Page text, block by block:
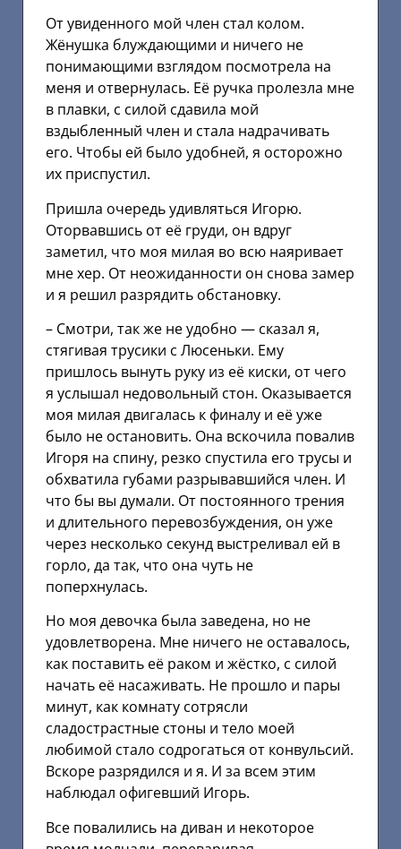
От увиденного мой член стал колом.
Жёнушка блуждающими и ничего не
понимающими взглядом посмотрела на
меня и отвернулась. Её ручка пролезла мне
в плавки, с силой сдавила мой
вздыбленный член и стала надрачивать
его. Чтобы ей было удобней, я осторожно
их приспустил.
Пришла очередь удивляться Игорю.
Оторвавшись от её груди, он вдруг
заметил, что моя милая во всю наяривает
мне хер. От неожиданности он снова замер
и я решил разрядить обстановку.
– Смотри, так же не удобно — сказал я,
стягивая трусики с Люсеньки. Ему
пришлось вынуть руку из её киски, от чего
я услышал недовольный стон. Оказывается
моя милая двигалась к финалу и её уже
было не остановить. Она вскочила повалив
Игоря на спину, резко спустила его трусы и
обхватила губами разрывавшийся член. И
что бы вы думали. От постоянного трения
и длительного перевозбуждения, он уже
через несколько секунд выстреливал ей в
горло, да так, что она чуть не
поперхнулась.
Но моя девочка была заведена, но не
удовлетворена. Мне ничего не оставалось,
как поставить её раком и жёстко, с силой
начать её насаживать. Не прошло и пары
минут, как комнату сотрясли
сладострастные стоны и тело моей
любимой стало содрогаться от конвульсий.
Вскоре разрядился и я. И за всем этим
наблюдал офигевший Игорь.
Все повалились на диван и некоторое